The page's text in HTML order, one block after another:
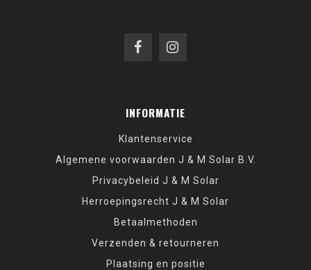
INFORMATIE
Klantenservice
Algemene voorwaarden J & M Solar B.V.
Privacybeleid J & M Solar
Herroepingsrecht J & M Solar
Betaalmethoden
Verzenden & retourneren
Plaatsing en positie